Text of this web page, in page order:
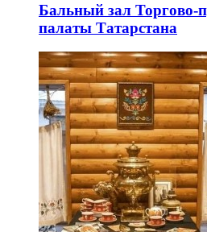
Бальный зал
палаты Татарстана